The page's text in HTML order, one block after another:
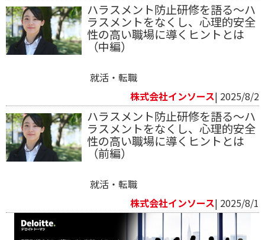
ハラスメント防止研修を語る～ハ
ラスメントをなくし、心理的安全
性の高い職場に導くヒントとは
（中編）
就活・転職
株式会社インソース| 2025/8/2
ハラスメント防止研修を語る～ハ
ラスメントをなくし、心理的安全
性の高い職場に導くヒントとは
（前編）
就活・転職
株式会社インソース| 2025/8/1